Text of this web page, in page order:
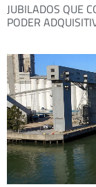
JUBILADOS QUE
PODER